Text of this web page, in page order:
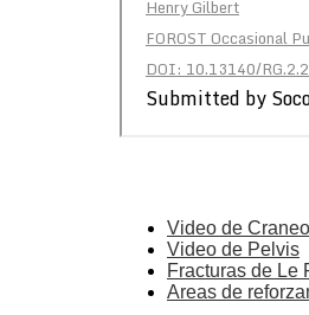
Video de
Video de Pelvis
Fracturas de Le
Areas de